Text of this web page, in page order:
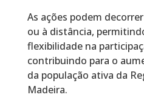
As ações podem
ou à distância,
flexibilidade na
contribuindo para o
da população ativa da
Madeira.